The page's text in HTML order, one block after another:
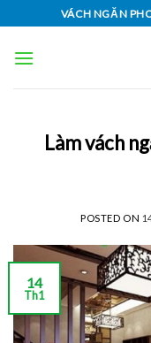
to
content
VÁCH NGĂN
Làm vách
POSTED ON
14
Th1